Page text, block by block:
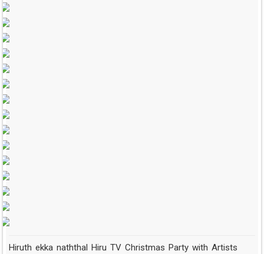
Hiruth ekka naththal Hiru TV Christmas Party with Artists